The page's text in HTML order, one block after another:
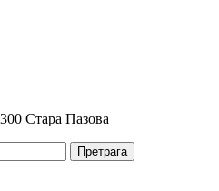
Стара Пазова
Претрага